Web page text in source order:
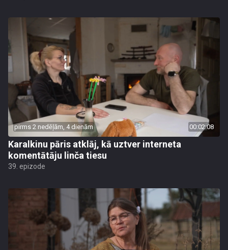
pirms 2 nedēļām, 4 dienām 00:02:08
Karalkinu pāris atklāj, kā uztver interneta
komentātāju linča tiesu
39. epizode